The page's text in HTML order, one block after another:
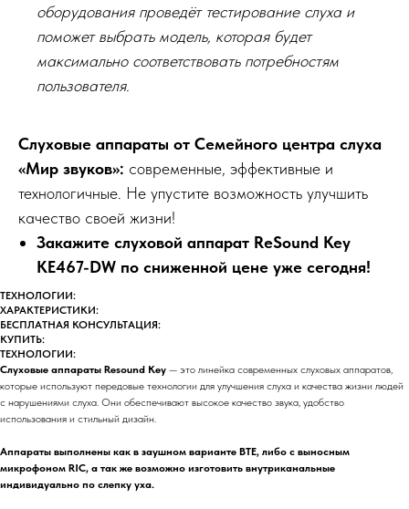
оборудования проведёт тестирование слуха и
поможет выбрать модель, которая будет
максимально соответствовать потребностям
пользователя.
Слуховые аппараты от Семейного центра слуха
«Мир звуков»: современные, эффективные и
технологичные. Не упустите возможность улучшить
качество своей жизни!
Закажите слуховой аппарат ReSound Key
KE467-DW по сниженной цене уже сегодня!
ТЕХНОЛОГИИ:
ХАРАКТЕРИСТИКИ:
БЕСПЛАТНАЯ КОНСУЛЬТАЦИЯ:
КУПИТЬ:
ТЕХНОЛОГИИ:
Слуховые аппараты Resound Key — это линейка современных слуховых аппаратов,
которые используют передовые технологии для улучшения слуха и качества жизни людей
с нарушениями слуха. Они обеспечивают высокое качество звука, удобство
использования и стильный дизайн.
Аппараты выполнены как в заушном варианте BTE, либо с выносным
микрофоном RIC, а так же возможно изготовить внутриканальные
индивидуально по слепку уха.